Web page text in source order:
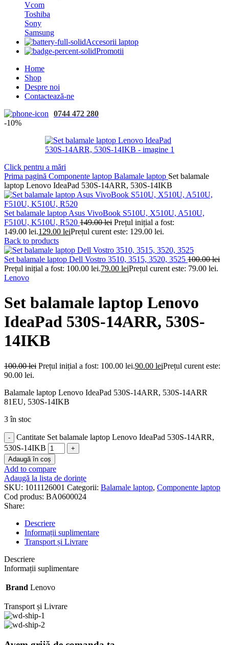
Vcom
Toshiba
Sony
Samsung
Accesorii laptop
Promotii
Home
Shop
Despre noi
Contactează-ne
0744 472 280
-10%
Click pentru a mări
Prima pagină Componente laptop Balamale laptop Set balamale
laptop Lenovo IdeaPad 530S-14ARR, 530S-14IKB
Set balamale laptop Asus VivoBook S510U, X510U, A510U,
F510U, K510U, R520 149.00lei Prețul inițial a fost:
149.00 lei.129.00 leiPrețul curent este: 129.00 lei.
Back to products
Set balamale laptop Dell Vostro 3510, 3515, 3520, 3525 100.00lei
Prețul inițial a fost: 100.00 lei.79.00 leiPrețul curent este: 79.00 lei.
Lenovo
Set balamale laptop Lenovo
IdeaPad 530S-14ARR, 530S-
14IKB
100.00lei Prețul inițial a fost: 100.00 lei.90.00 leiPrețul curent este:
90.00 lei.
Balamale laptop Lenovo IdeaPad 530S-14ARR, 530S-14ARR
81EU, 530S-14IKB
3 în stoc
Cantitate Set balamale laptop Lenovo IdeaPad 530S-14ARR,
530S-14IKB
Adaugă în coș
Add to compare
Adaugă la lista de dorințe
SKU: 1011126001 Categorii: Balamale laptop, Componente laptop
Cod produs: BA0600024
Share:
Descriere
Informații suplimentare
Transport și Livrare
Descriere
Informații suplimentare
Brand Lenovo
Transport și Livrare